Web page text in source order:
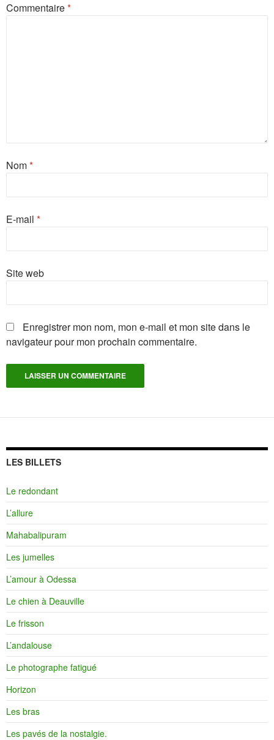
Commentaire*
Nom*
E-mail *
Site web
Enregistrer mon nom, mon e-mail et mon site dans le
navigateur pour mon prochain commentaire.
LES BILLETS
Le redondant
L’allure
Mahabalipuram
Les jumelles
L’amour à Odessa
Le chien à Deauville
Le frisson
L’andalouse
Le photographe fatigué
Horizon
Les bras
Les pavés de la nostalgie.